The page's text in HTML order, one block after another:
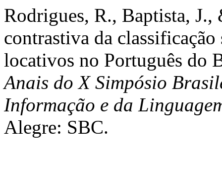
Rodrigues, R., Baptista,
contrastiva da
locativos no Português do
Anais do X Simpósio
Informação e da
Alegre: SBC.